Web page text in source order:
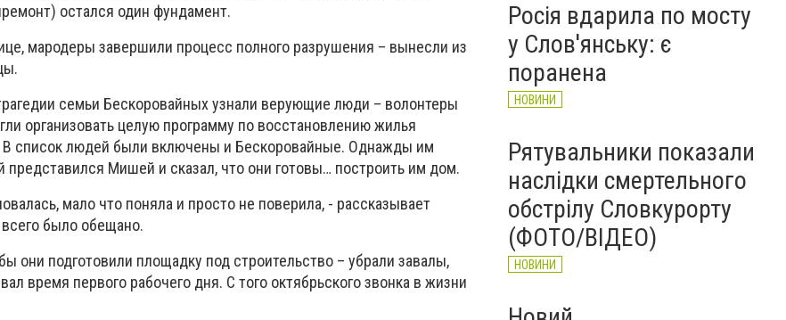
остался один фундамент.
мародеры завершили процесс полного разрушения – вынесли из
семьи Бескоровайных узнали верующие люди – волонтеры
организовать целую программу по восстановлению жилья
список людей были включены и Бескоровайные. Однажды им
представился Мишей и сказал, что они готовы… построить им дом.
мало что поняла и просто не поверила, - рассказывает
было обещано.
они подготовили площадку под строительство – убрали завалы,
время первого рабочего дня. С того октябрьского звонка в жизни
Росія вдарила по мосту
у Слов'янську: є
поранена
НОВИНИ
Рятувальники показали
наслідки смертельного
обстрілу Словкурорту
(ФОТО/ВІДЕО)
НОВИНИ